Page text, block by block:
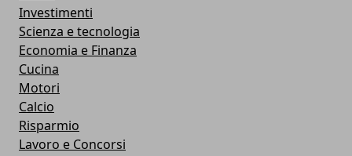
Investimenti
Scienza e tecnologia
Economia e Finanza
Cucina
Motori
Calcio
Risparmio
Lavoro e Concorsi